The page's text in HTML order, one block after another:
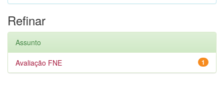
Refinar
Assunto
1
Avaliação FNE